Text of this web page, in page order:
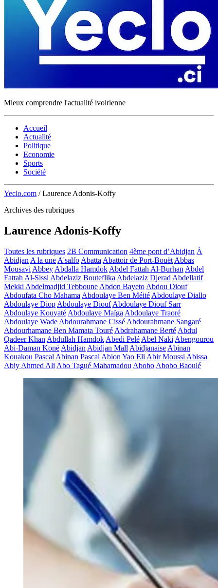
Mieux comprendre l'actualité ivoirienne
Accueil
Actualité
Politique
Economie
Sports
Société
Yeclo.com / Laurence Adonis-Koffy
Archives des rubriques
Laurence Adonis-Koffy
Toutes les rubriques 2B Communication 4ème pont d’Abidjan À
Abidjan A la une A'salfo Abatta Abattoir de Port-Bouët Abbas
Mousavi Abbey Abdalla Hamdok Abdel Fattah Al-Burhan Abdel
Fattah Al-Sissi Abdelaziz Bouteflika Abdelaziz Djerad Abdellatif
Mekki Abdelmadjid Tebboune Abdon Bayeto Abdou Diouf
Abdoufata Cho Mahama Abdoulaye Ben Méité Abdoulaye Diallo
Abdoulaye Diop Abdoulaye Diouf Abdoulaye Diouf Sarr
Abdoulaye Kouyaté Abdoulaye Maïga Abdoulaye Traoré
Abdoulaye Wade Abdourahmane Cissé Abdourahmane Sangaré
Abdourhamane Ben Mamata Touré Abdrahamane Berté Abdul
Qadeer Khan Abdullah Hamdok Abedi Pelé Abel Naki Abengourou
Abi-Daman Koné Abidjan Abidjan Mall Abidjanaise Abinan
Kouakou Pascal Abinan Pascal Abion Yao Eli Abir Moussi Abissa
Abiy Ahmed Ali Abo Tagué Mahamadou Abobo Abobo Baoulé